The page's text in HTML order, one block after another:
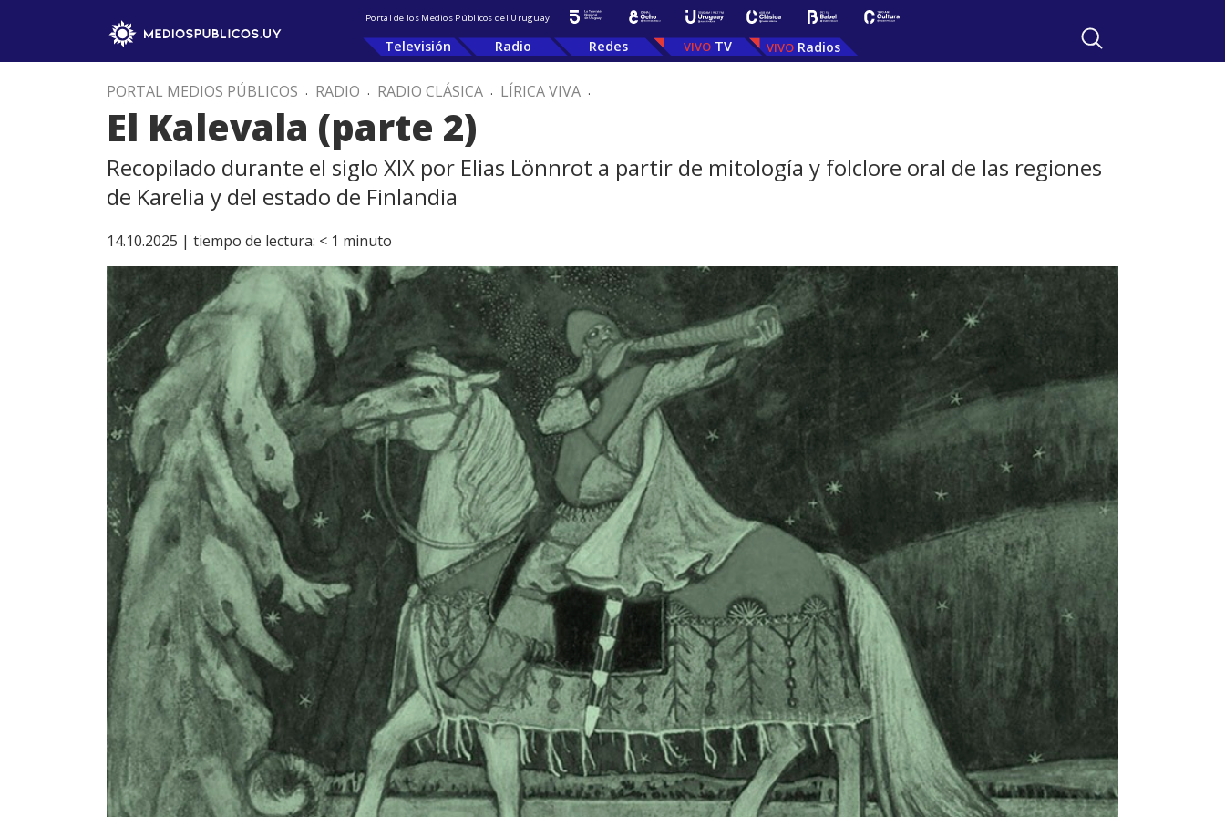
Portal de los Medios Públicos del Uruguay
Televisión Radio Redes TV Radios
PORTAL MEDIOS PÚBLICOS . RADIO . RADIO CLÁSICA . LÍRICA VIVA .
El Kalevala (parte 2)
Recopilado durante el siglo XIX por Elias Lönnrot a partir de mitología y folclore oral de las regiones
de Karelia y del estado de Finlandia
14.10.2025 | tiempo de lectura: < 1 minuto